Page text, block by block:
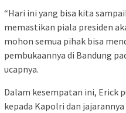
“Hari ini yang bisa kita
memastikan piala presiden
mohon semua pihak bisa
pembukaannya di Bandung
ucapnya.
Dalam kesempatan ini, Erick
kepada Kapolri dan